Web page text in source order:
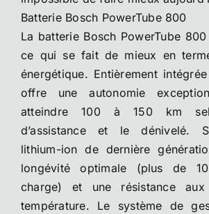
Batterie Bosch PowerTube 800
La batterie Bosch PowerTube
ce qui se fait de mieux en
énergétique. Entièrement
offre une autonomie
atteindre 100 à 150 km
d’assistance et le dénivelé.
lithium-ion de dernière
longévité optimale (plus de
charge) et une résistance
température. Le système de